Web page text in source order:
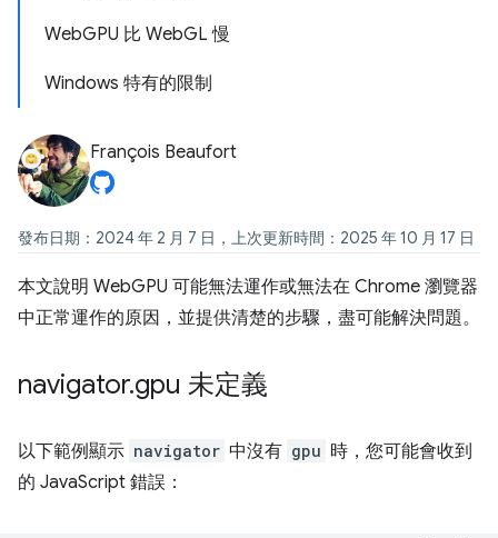
WebGPU 比 WebGL 慢
Windows 特有的限制
François Beaufort
發布日期：2024 年 2 月 7 日，上次更新時間：2025 年 10 月 17 日
本文說明 WebGPU 可能無法運作或無法在 Chrome 瀏覽器
中正常運作的原因，並提供清楚的步驟，盡可能解決問題。
navigator.gpu 未定義
以下範例顯示 navigator 中沒有 gpu 時，您可能會收到
的 JavaScript 錯誤：